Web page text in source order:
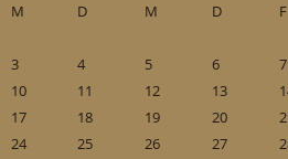
M
D M D F
3
4 5 6 7
10
11 12 13
17
18 19 20
24
25 26 27